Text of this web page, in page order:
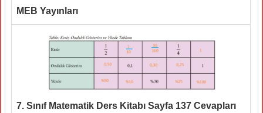
MEB Yayınları
7. Sınıf Matematik Ders Kitabı Sayfa 137 Cevapları